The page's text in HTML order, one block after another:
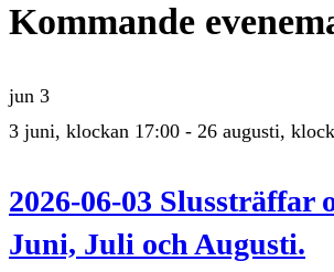
Kommande
jun 3
3 juni, klockan 17:00 - 26 augusti,
2026-06-03 Slussträffar
Juni, Juli och Augusti.